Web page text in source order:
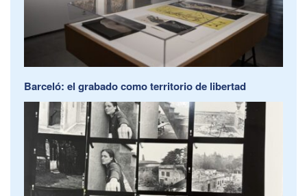
Barceló: el grabado como territorio de libertad